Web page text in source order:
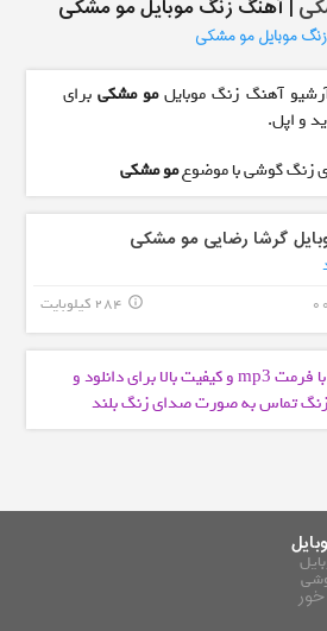
| آهنگ زنگ موبایل مو مشکی
زنگ موبایل مو مشکی
آهنگ زنگ موبایلمو مشکی برای
و اپل.
زنگ گوشی با موضوعمو مشکی
گرشا رضایی مو مشکی
284 کیلوبایت info_outline
فرمت mp3 و کیفیت بالا برای دانلود و
زنگ تماس به صورت صدای زنگ بلند